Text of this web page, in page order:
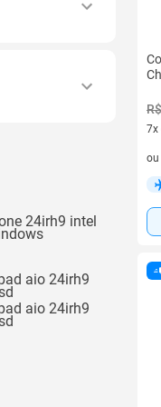
24irh9 intel
aio 24irh9
aio 24irh9
7x
7
ou